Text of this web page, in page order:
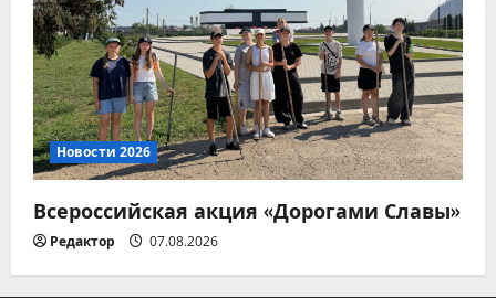
Новости 2026
Всероссийская акция «Дорогами Славы»
Редактор 07.08.2026